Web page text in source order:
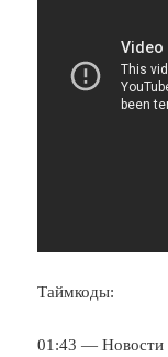
Таймкоды:
01:43 —